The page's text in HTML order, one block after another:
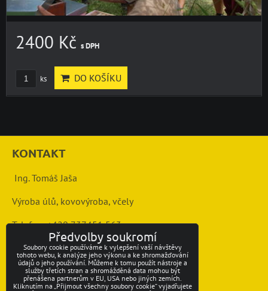
2400 Kč s DPH
ks DO KOŠÍKU
KONTAKT
Ing. Tomáš Jaša
Výroba úlů, kovovýroba, včely
Telefon: +420 737451 563
mail: info@vcelarstvi-jasovi.cz
Předvolby soukromí
Soubory cookie používáme k vylepšení vaší návštěvy
tohoto webu, k analýze jeho výkonu a ke shromažďování
údajů o jeho používání. Můžeme k tomu použít nástroje a
služby třetích stran a shromážděná data mohou být
přenášena partnerům v EU, USA nebo jiných zemích.
Kliknutím na „Přijmout všechny soubory cookie“ vyjadřujete